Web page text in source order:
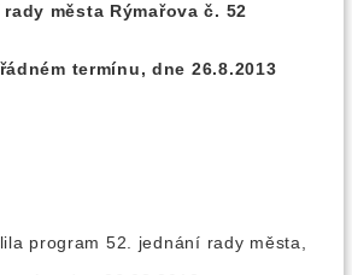
města Rýmařova č. 52
termínu, dne 26.8.2013
program 52. jednání rady města,